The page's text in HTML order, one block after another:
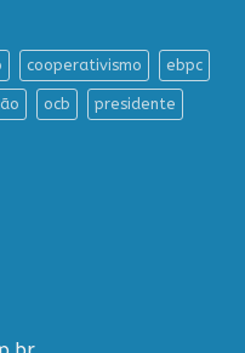
cooperativismo ebpc
ocb presidente